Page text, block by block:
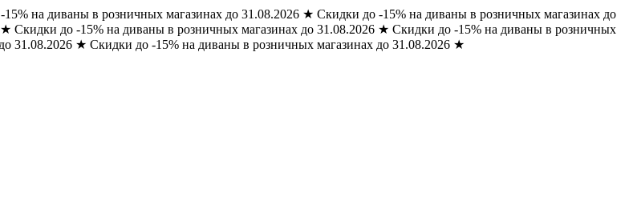
на диваны в розничных магазинах до 31.08.2026 ★ Скидки до -15% на диваны в розничных магазинах до
★ Скидки до -15% на диваны в розничных магазинах до 31.08.2026 ★ Скидки до -15% на диваны в розничных
31.08.2026 ★ Скидки до -15% на диваны в розничных магазинах до 31.08.2026 ★